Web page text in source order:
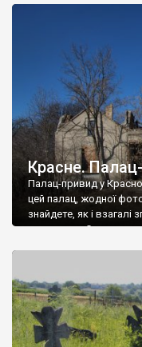
Красне.
Палац-привид у
цей палац, жодної
знайдете, як і взагалі
мешканець